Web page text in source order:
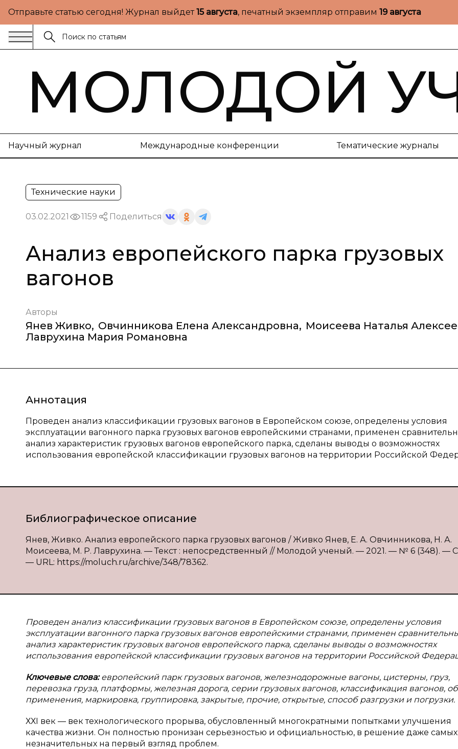
Отправьте статью сегодня! Журнал выйдет15 августа, печатный экземпляр отправим 19 августа
МОЛОДОЙ
Научный журнал Международные конференции Тематические журналы
Технические науки
03.02.2021 1159 Поделиться
Анализ европейского парка грузовых
вагонов
Авторы
Янев Живко, Овчинникова Елена Александровна, Моисеева Наталья
Лаврухина Мария Романовна
Аннотация
Проведен анализ классификации грузовых вагонов в Европейском союзе, определены условия
эксплуатации вагонного парка грузовых вагонов европейскими странами, применен
анализ характеристик грузовых вагонов европейского парка, сделаны выводы о возможностях
использования европейской классификации грузовых вагонов на территории Российской
Библиографическое описание
Янев, Живко. Анализ европейского парка грузовых вагонов / Живко Янев, Е. А. Овчинникова, Н. А.
Моисеева, М. Р. Лаврухина. — Текст : непосредственный // Молодой ученый. — 2021. — № 6 (348). —
— URL: https://moluch.ru/archive/348/78362.
Проведен анализ классификации грузовых вагонов в Европейском союзе, определены условия
эксплуатации вагонного парка грузовых вагонов европейскими странами, применен
анализ характеристик грузовых вагонов европейского парка, сделаны выводы о возможностях
использования европейской классификации грузовых вагонов на территории Российской
Ключевые слова:европейский парк грузовых вагонов, железнодорожные вагоны, цистерны, груз,
перевозка груза, платформы, железная дорога, серии грузовых вагонов, классификация вагонов,
применения, маркировка, группировка, закрытые, прочие, открытые, способ разгрузки и погрузки.
ХХI век — век технологического прорыва, обусловленный многократными попытками улучшения
качества жизни. Он полностью пронизан серьезностью и официальностью, в решение даже самых
незначительных на первый взгляд проблем.